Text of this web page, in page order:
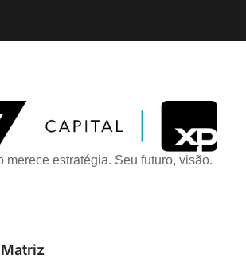
merece estratégia. Seu futuro, visão.